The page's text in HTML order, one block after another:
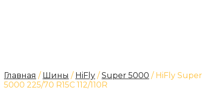
Главная / Шины / HiFly /Super 5000 / HiFly Super
5000 225/70 R15C 112/110R